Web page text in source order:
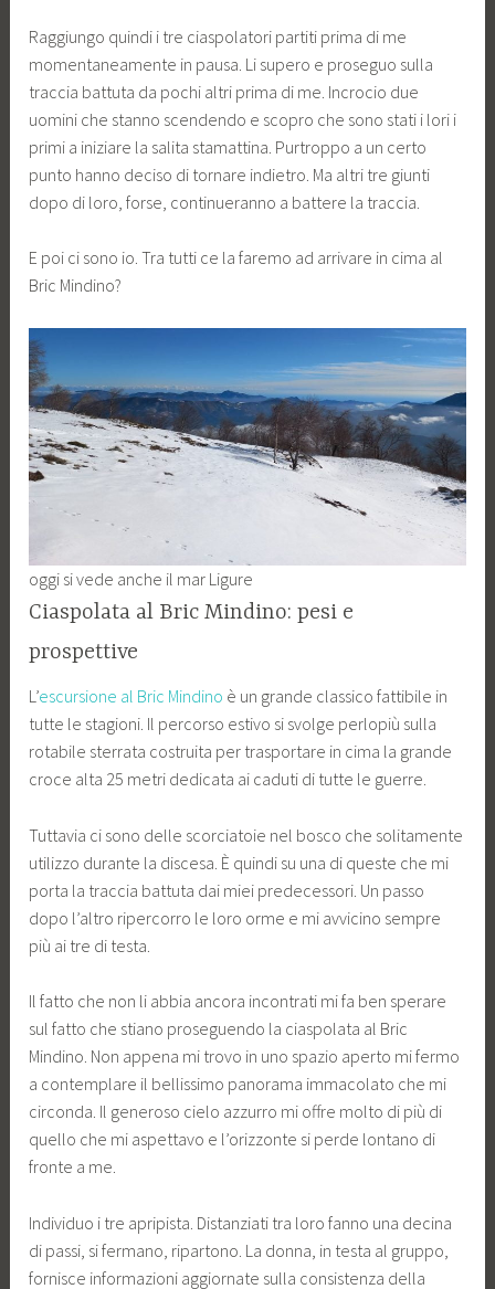
Raggiungo quindi i tre ciaspolatori partiti prima di me
momentaneamente in pausa. Li supero e proseguo sulla
traccia battuta da pochi altri prima di me. Incrocio due
uomini che stanno scendendo e scopro che sono stati i lori i
primi a iniziare la salita stamattina. Purtroppo a un certo
punto hanno deciso di tornare indietro. Ma altri tre giunti
dopo di loro, forse, continueranno a battere la traccia.
E poi ci sono io. Tra tutti ce la faremo ad arrivare in cima al
Bric Mindino?
oggi si vede anche il mar Ligure
Ciaspolata al Bric Mindino: pesi e
prospettive
L’escursione al Bric Mindino è un grande classico fattibile in
tutte le stagioni. Il percorso estivo si svolge perlopiù sulla
rotabile sterrata costruita per trasportare in cima la grande
croce alta 25 metri dedicata ai caduti di tutte le guerre.
Tuttavia ci sono delle scorciatoie nel bosco che solitamente
utilizzo durante la discesa. È quindi su una di queste che mi
porta la traccia battuta dai miei predecessori. Un passo
dopo l’altro ripercorro le loro orme e mi avvicino sempre
più ai tre di testa.
Il fatto che non li abbia ancora incontrati mi fa ben sperare
sul fatto che stiano proseguendo la ciaspolata al Bric
Mindino. Non appena mi trovo in uno spazio aperto mi fermo
a contemplare il bellissimo panorama immacolato che mi
circonda. Il generoso cielo azzurro mi offre molto di più di
quello che mi aspettavo e l’orizzonte si perde lontano di
fronte a me.
Individuo i tre apripista. Distanziati tra loro fanno una decina
di passi, si fermano, ripartono. La donna, in testa al gruppo,
fornisce informazioni aggiornate sulla consistenza della